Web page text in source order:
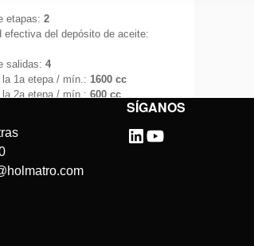
etapas:2
efectiva del depósito de aceite:
salidas:4
la 1a etepa / mín.: 1600 cc
la 2a etepa / mín.:600 cc
y el tiempo es vital, lo
de …
SÍGANOS